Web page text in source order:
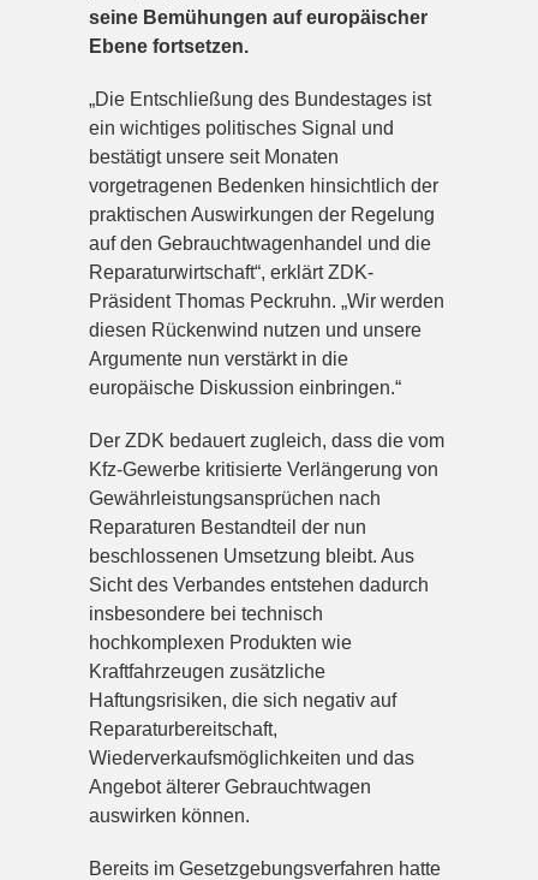
seine Bemühungen auf europäischer
Ebene fortsetzen.
„Die Entschließung des Bundestages ist
ein wichtiges politisches Signal und
bestätigt unsere seit Monaten
vorgetragenen Bedenken hinsichtlich der
praktischen Auswirkungen der Regelung
auf den Gebrauchtwagenhandel und die
Reparaturwirtschaft“, erklärt ZDK-
Präsident Thomas Peckruhn. „Wir werden
diesen Rückenwind nutzen und unsere
Argumente nun verstärkt in die
europäische Diskussion einbringen.“
Der ZDK bedauert zugleich, dass die vom
Kfz-Gewerbe kritisierte Verlängerung von
Gewährleistungsansprüchen nach
Reparaturen Bestandteil der nun
beschlossenen Umsetzung bleibt. Aus
Sicht des Verbandes entstehen dadurch
insbesondere bei technisch
hochkomplexen Produkten wie
Kraftfahrzeugen zusätzliche
Haftungsrisiken, die sich negativ auf
Reparaturbereitschaft,
Wiederverkaufsmöglichkeiten und das
Angebot älterer Gebrauchtwagen
auswirken können.
Bereits im Gesetzgebungsverfahren hatte